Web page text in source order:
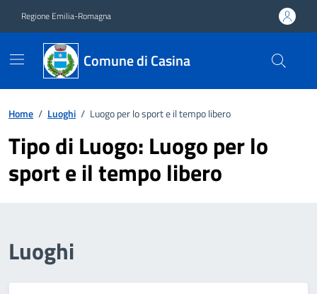
Regione Emilia-Romagna
Comune di Casina
Home / Luoghi / Luogo per lo sport e il tempo libero
Tipo di Luogo: Luogo per lo
sport e il tempo libero
Luoghi